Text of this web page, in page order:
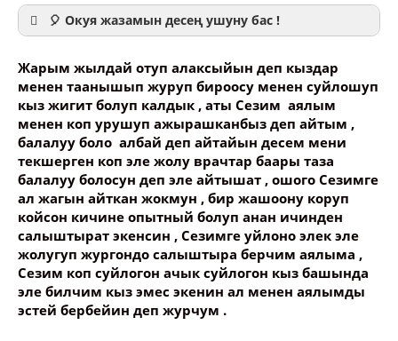
🎈 Окуя жазамын десең ушуну бас !
Ваше имя
Название сообщения
Опубликовать контент
Жарым жылдай отуп алаксыйын деп кыздар
менен таанышып журуп бироосу менен суйлошуп
кыз жигит болуп калдык , аты Сезим аялым
менен коп урушуп ажырашканбыз деп айтым ,
балалуу боло албай деп айтайын десем мени
текшерген коп эле жолу врачтар баары таза
балалуу болосун деп эле айтышат , ошого Сезимге
ал жагын айткан жокмун , бир жашоону коруп
койсон кичине опытный болуп анан ичинден
салыштырат экенсин , Сезимге уйлоно элек эле
жолугуп жургондо салыштыра берчим аялыма ,
Сезим коп суйлогон ачык суйлогон кыз башында
эле билчим кыз эмес экенин ал менен аялымды
эстей бербейин деп журчум .